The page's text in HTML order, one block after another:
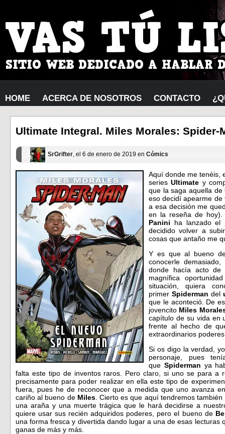
HOME ACERCA DE NOSOTROS CONTACTO
Ultimate Integral. Miles Morales: Spider-
SrGrifter, el 6 de enero de 2019 en Cómics
Aquí donde me tenéis,
seriesUltimate y
que la saga aquella de
eso decidí apearme de
a esa decisión me
en la reseña de
Panini ha lanzado el
decidido volver a
cosas que antaño me
Y es que al bueno
conocerle
donde hacía acto de
magnífica
situación, quiera
primerSpidermandel
que le aconteció. De
jovencito Miles
capítulo de su vida en
frente al hecho de
extraordinarios
Si os digo la verdad,
personaje, pues
que Spiderman ya
falta este tipo de inventos raros. Pero claro, si uno se para a
precisamente para poder realizar en ella este tipo de
fuera, pues he de reconocer que a medida que uno avanza
cariño al bueno de Miles. Cierto es que aquí tendremos
una araña y una muerte trágica que le hará decidirse a
quiere usar sus recién adquiridos poderes, pero el bueno de
una forma fresca y divertida dando lugar a una de esas lecturas
ganas de más y más.